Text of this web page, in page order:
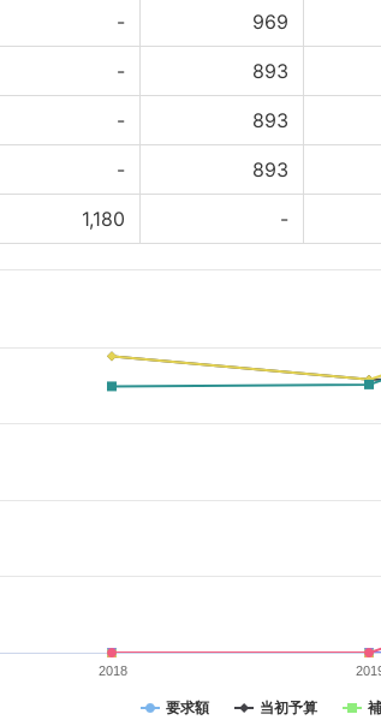
- 969
- 893
- 893
- 893
1,180 -
要求額 当初予算
2018